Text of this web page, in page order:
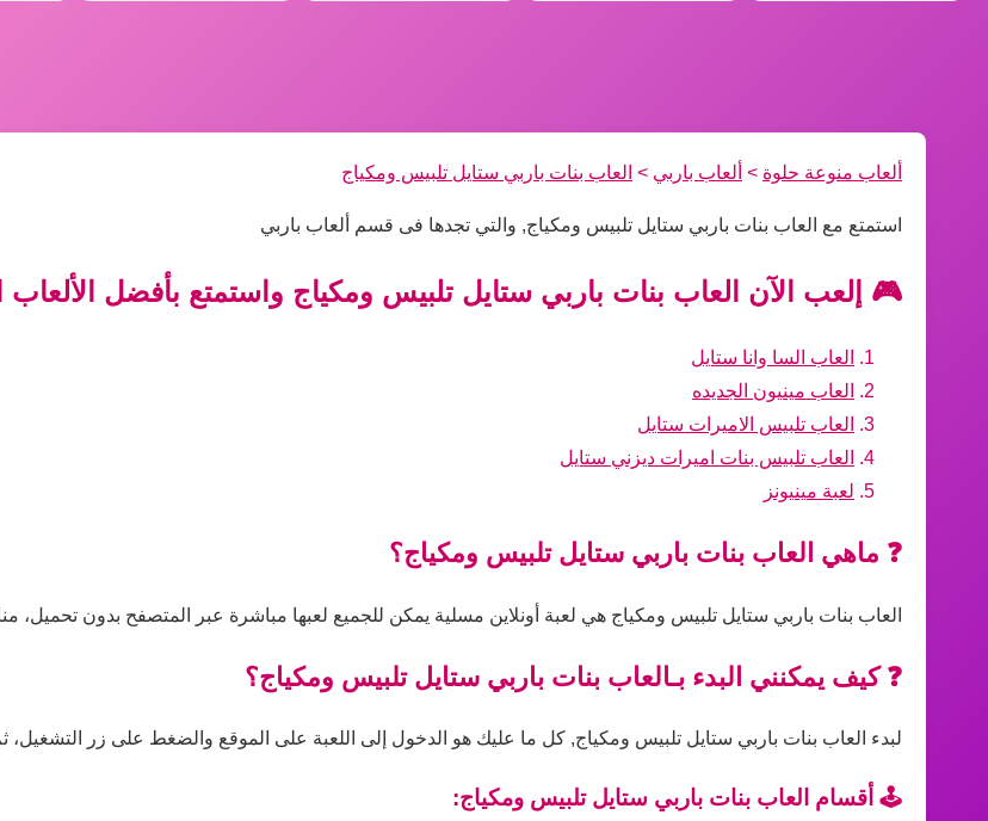
ألعاب منوعة حلوة > ألعاب باربي > العاب بنات باربي ستايل تلبيس ومكياج
استمتع مع العاب بنات باربي ستايل تلبيس ومكياج, والتي تجدها فى قسم ألعاب باربي
🎮 إلعب الآن العاب بنات باربي ستايل تلبيس ومكياج واستمتع بأفضل الألعاب
العاب السا وانا ستايل
العاب مينيون الجديده
العاب تلبيس الاميرات ستايل
العاب تلبيس بنات اميرات ديزني ستايل
لعبة مينيونز
❓ ماهي العاب بنات باربي ستايل تلبيس ومكياج؟
العاب بنات باربي ستايل تلبيس ومكياج هي لعبة أونلاين مسلية يمكن للجميع لعبها مباشرة عبر المتصفح بدون تحميل،
❓ كيف يمكنني البدء بـالعاب بنات باربي ستايل تلبيس ومكياج؟
لبدء العاب بنات باربي ستايل تلبيس ومكياج, كل ما عليك هو الدخول إلى اللعبة على الموقع والضغط على زر التشغيل، ثم
🕹️ أقسام العاب بنات باربي ستايل تلبيس ومكياج: